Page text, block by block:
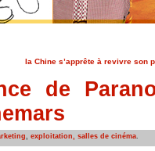
la Chine s’apprête à revivre son
de
, exploitation, salles de cinéma.